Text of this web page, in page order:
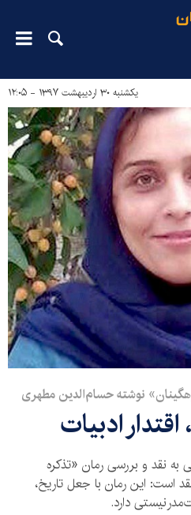
یکشنبه ۳۰ اردیبهشت ۱۳۹۷ - ۱۲:۰۵
نوشته حسام‌الدین مطهری
ادبیات
به نقد و بررسی رمان «تذکره
است: این رمان با جعل تاریخ،
دارد.